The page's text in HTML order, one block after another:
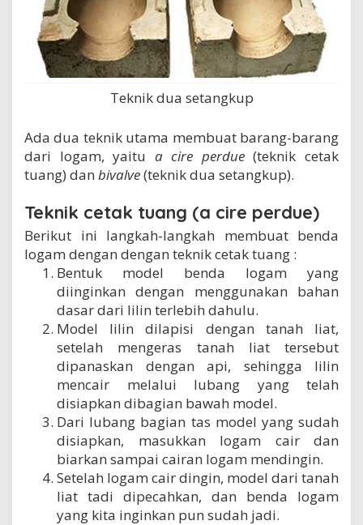
Teknik dua setangkup
Ada dua teknik utama membuat barang-barang
dari logam, yaitu a cire perdue(teknik cetak
tuang) dan bivalve(teknik dua setangkup).
Teknik cetak tuang (a cire perdue)
Berikut ini langkah-langkah membuat benda
logam dengan dengan teknik cetak tuang :
Bentuk model benda logam yang
diinginkan dengan menggunakan bahan
dasar dari lilin terlebih dahulu.
Model lilin dilapisi dengan tanah liat,
setelah mengeras tanah liat tersebut
dipanaskan dengan api, sehingga lilin
mencair melalui lubang yang telah
disiapkan dibagian bawah model.
Dari lubang bagian tas model yang sudah
disiapkan, masukkan logam cair dan
biarkan sampai cairan logam mendingin.
Setelah logam cair dingin, model dari tanah
liat tadi dipecahkan, dan benda logam
yang kita inginkan pun sudah jadi.